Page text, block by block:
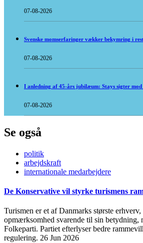
07-08-2026
Svenske momserfaringer vækker bekymring i
07-08-2026
I anledning af 45-års jubilæum: Stays sigter
07-08-2026
Se også
politik
arbejdskraft
internationale medarbejdere
De Konservative vil styrke turismens
Turismen er et af Danmarks største
opmærksomhed svarende til sin betydning,
Folkeparti. Partiet efterlyser bedre
regulering. 26 Jun 2026